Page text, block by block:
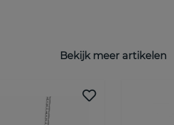
Bekijk meer artikelen